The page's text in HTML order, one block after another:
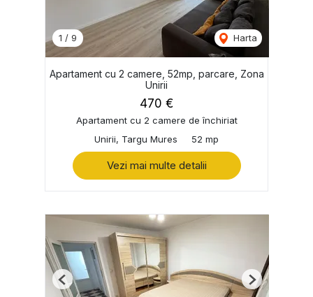
1 / 9 Harta
Apartament cu 2 camere, 52mp, parcare, Zona
Unirii
470 €
Apartament cu 2 camere de închiriat
Unirii, Targu Mures
52 mp
Vezi mai multe detalii
Previous Next